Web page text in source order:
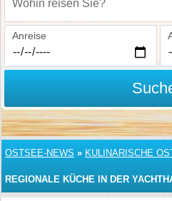
Wohin reisen Sie?
Anreise
OSTSEE-NEWS » KULINARISCHE
REGIONALE KÜCHE IN DER